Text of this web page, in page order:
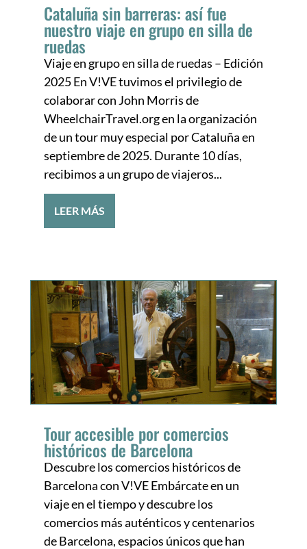
Cataluña sin barreras: así fue
nuestro viaje en grupo en silla de
ruedas
Viaje en grupo en silla de ruedas – Edición
2025 En V!VE tuvimos el privilegio de
colaborar con John Morris de
WheelchairTravel.org en la organización
de un tour muy especial por Cataluña en
septiembre de 2025. Durante 10 días,
recibimos a un grupo de viajeros...
LEER MÁS
Tour accesible por comercios
históricos de Barcelona
Descubre los comercios históricos de
Barcelona con V!VE Embárcate en un
viaje en el tiempo y descubre los
comercios más auténticos y centenarios
de Barcelona, espacios únicos que han